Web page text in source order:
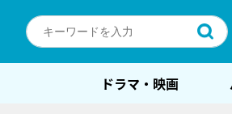
ドラマ・映画